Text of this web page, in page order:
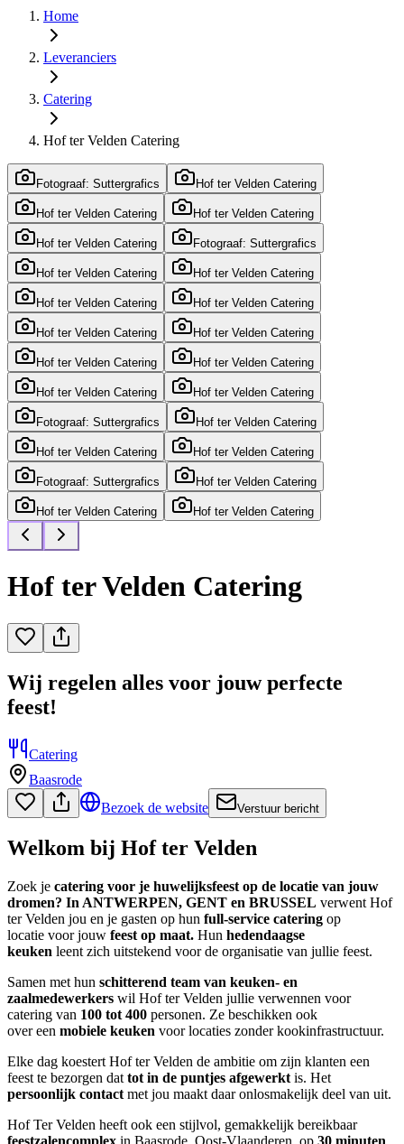
Home
Leveranciers
Catering
Hof ter Velden Catering
Fotograaf: Suttergrafics Hof ter Velden Catering
Hof ter Velden Catering Hof ter Velden Catering
Hof ter Velden Catering Fotograaf: Suttergrafics
Hof ter Velden Catering Hof ter Velden Catering
Hof ter Velden Catering Hof ter Velden Catering
Hof ter Velden Catering Hof ter Velden Catering
Hof ter Velden Catering Hof ter Velden Catering
Hof ter Velden Catering Hof ter Velden Catering
Fotograaf: Suttergrafics Hof ter Velden Catering
Hof ter Velden Catering Hof ter Velden Catering
Fotograaf: Suttergrafics Hof ter Velden Catering
Hof ter Velden Catering Hof ter Velden Catering
Hof ter Velden Catering
Wij regelen alles voor jouw perfecte
feest!
Catering
Baasrode
Bezoek de website
Verstuur bericht
Welkom bij Hof ter Velden
Zoek je catering voor je huwelijksfeest op de locatie van jouw
dromen? In ANTWERPEN, GENT en BRUSSEL verwent Hof
ter Velden jou en je gasten op hun full-service catering op
locatie voor jouw feest op maat. Hun hedendaagse
keuken leent zich uitstekend voor de organisatie van jullie feest.
Samen met hun schitterend team van keuken- en
zaalmedewerkers wil Hof ter Velden jullie verwennen voor
catering van 100 tot 400 personen. Ze beschikken ook
over een mobiele keuken voor locaties zonder kookinfrastructuur.
Elke dag koestert Hof ter Velden de ambitie om zijn klanten een
feest te bezorgen dat tot in de puntjes afgewerkt is. Het
persoonlijk contact met jou maakt daar onlosmakelijk deel van uit.
Hof Ter Velden heeft ook een stijlvol, gemakkelijk bereikbaar
feestzalencomplex in Baasrode, Oost-Vlaanderen, op 30 minuten